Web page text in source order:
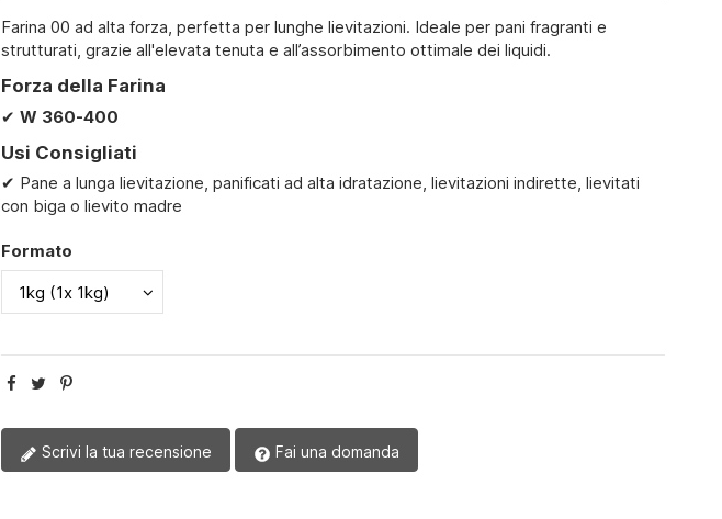
Farina 00 ad alta forza, perfetta per lunghe lievitazioni. Ideale per pani fragranti e
strutturati, grazie all'elevata tenuta e all’assorbimento ottimale dei liquidi.
Forza della Farina
✔ W 360-400
Usi Consigliati
✔ Pane a lunga lievitazione, panificati ad alta idratazione, lievitazioni indirette, lievitati
con biga o lievito madre
Formato
Scrivi la tua recensione Fai una domanda